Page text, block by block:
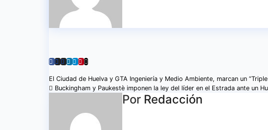
Navegación
entradas
El Ciudad de Huelva y GTA Ingeniería y Medio Ambiente, marcan un
Buckingham y Paukestè imponen la ley del líder en el Estrada ante un
Por Redacción